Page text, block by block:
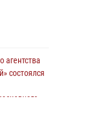
агентства
состоялся